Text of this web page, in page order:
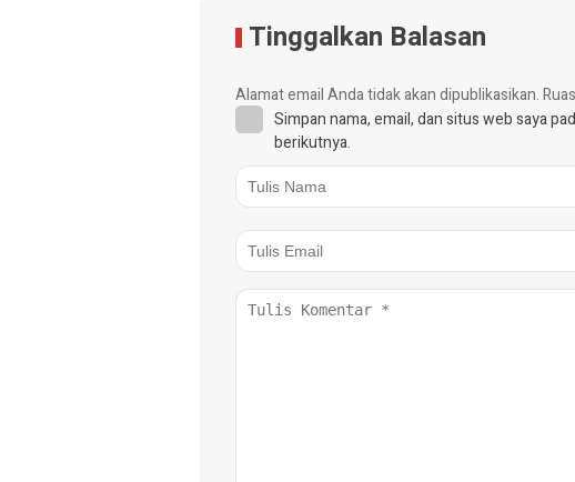
Tinggalkan Balasan
Alamat email Anda tidak akan dipublikasikan.
Simpan nama, email, dan situs web saya
berikutnya.